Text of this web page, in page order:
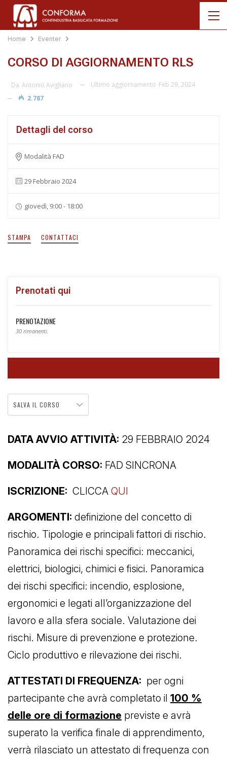
Home Eventer
CORSO DI AGGIORNAMENTO RLS
Da Antonio Avigliano Ultimo aggiornamento Feb 29, 2024
2.787
Dettagli del corso
Modalità FAD
29 Febbraio 2024
giovedì, 9:00 - 18:00
STAMPA CONTATTACI
Prenotati qui
PRENOTAZIONE
30 rimanenti.
SALVA IL CORSO
DATA AVVIO ATTIVITÀ: 29 FEBBRAIO 2024
MODALITÀ CORSO: FAD SINCRONA
ISCRIZIONE: CLICCA QUI
ARGOMENTI: definizione del concetto di
rischio. Tipologie e principali fattori di rischio.
Panoramica dei rischi specifici: meccanici,
elettrici, biologici, chimici e fisici. Panoramica
dei rischi specifici: incendio, esplosione,
ergonomici e legati all’organizzazione del
lavoro e alla sfera sociale. Valutazione dei
rischi. Misure di prevenzione e protezione.
Ciclo produttivo e rilevazione dei rischi.
ATTESTATI DI FREQUENZA: per ogni
partecipante che avrà completato il 100 %
delle ore di formazione previste e avrà
superato la verifica finale di apprendimento,
verrà rilasciato un attestato di frequenza con